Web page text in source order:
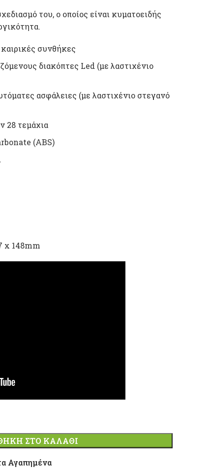
του, ο οποίος είναι κυματοειδής
συνθήκες
διακόπτες Led (με λαστιχένιο
ασφάλειες (με λαστιχένιο στεγανό
28 τεμάχια
(ABS)
x 148mm
ΣΤΟ ΚΑΛΆΘΙ
Αγαπημένα